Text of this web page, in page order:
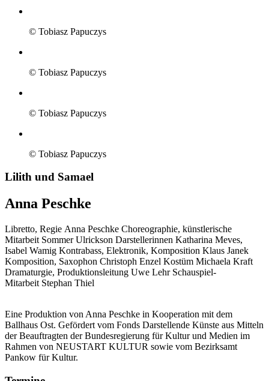
© Tobiasz Papuczys
© Tobiasz Papuczys
© Tobiasz Papuczys
© Tobiasz Papuczys
Lilith und Samael
Anna Peschke
Libretto, Regie Anna Peschke Choreographie, künstlerische
Mitarbeit Sommer Ulrickson Darstellerinnen Katharina Meves,
Isabel Wamig Kontrabass, Elektronik, Komposition Klaus Janek
Komposition, Saxophon Christoph Enzel Kostüm Michaela Kraft
Dramaturgie, Produktionsleitung Uwe Lehr Schauspiel-
Mitarbeit Stephan Thiel
Eine Produktion von Anna Peschke in Kooperation mit dem
Ballhaus Ost. Gefördert vom Fonds Darstellende Künste aus Mitteln
der Beauftragten der Bundesregierung für Kultur und Medien im
Rahmen von NEUSTART KULTUR sowie vom Bezirksamt
Pankow für Kultur.